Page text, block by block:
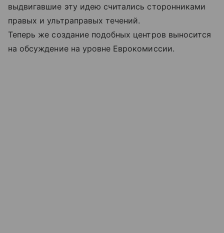
выдвигавшие эту идею считались сторонниками
правых и ультраправых течений.
Теперь же создание подобных центров выносится
на обсуждение на уровне Еврокомиссии.